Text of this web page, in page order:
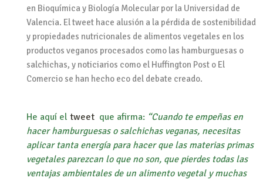
en Bioquímica y Biología Molecular por la Universidad de
Valencia. El tweet hace alusión a la pérdida de sostenibilidad
y propiedades nutricionales de alimentos vegetales en los
productos veganos procesados como las hamburguesas o
salchichas, y noticiarios como el Huffington Post o El
Comercio se han hecho eco del debate creado.
He aquí el tweet que afirma: “Cuando te empeñas en
hacer hamburguesas o salchichas veganas, necesitas
aplicar tanta energía para hacer que las materias primas
vegetales parezcan lo que no son, que pierdes todas las
ventajas ambientales de un alimento vegetal y muchas